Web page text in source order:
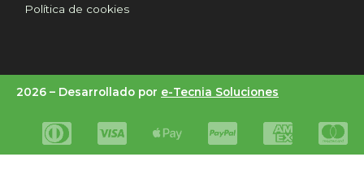
Política de cookies
2026 – Desarrollado por e-Tecnia Soluciones